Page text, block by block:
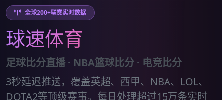
全球200+联赛实时数据
球速体育
足球比分直播 · NBA篮球比分 · 电竞比分
3秒延迟推送，覆盖英超、西甲、NBA、LOL、
DOTA2等顶级赛事。每日处理超过15万条实时